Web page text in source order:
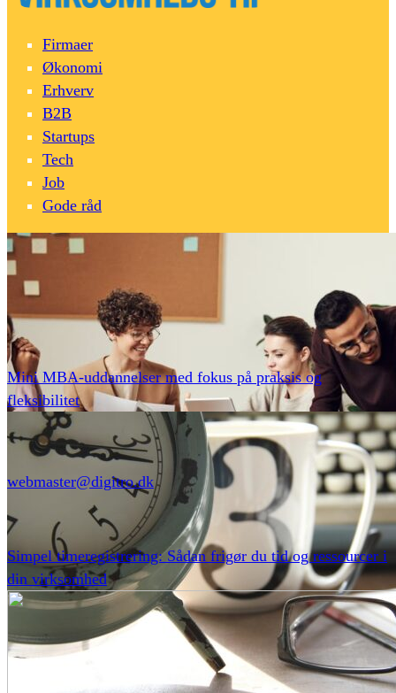
Firmaer
Økonomi
Erhverv
B2B
Startups
Tech
Job
Gode råd
Mini MBA-uddannelser med fokus på praksis og
fleksibilitet
Simpel timeregistrering: Sådan frigør du tid og ressourcer i
din virksomhed
webmaster@digitro.dk